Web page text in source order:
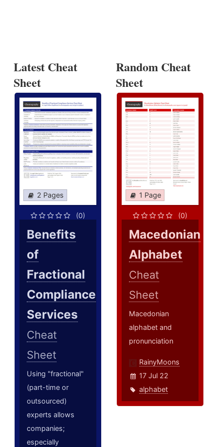
Latest Cheat
Sheet
2 Pages
(0)
Benefits
of
Fractional
Compliance
Services
Cheat
Sheet
Using "fractional"
(part-time or
outsourced)
experts allows
companies;
especially
Random Cheat
Sheet
1 Page
(0)
Macedonian
Alphabet
Cheat
Sheet
Macedonian
alphabet and
pronunciation
RainyMoons
17 Jul 22
alphabet